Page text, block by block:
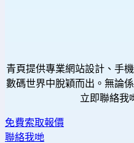
青頁提供專業網站設計、手
數碼世界中脫穎而出。無論
立即聯絡我
免費索取報價
聯絡我哋